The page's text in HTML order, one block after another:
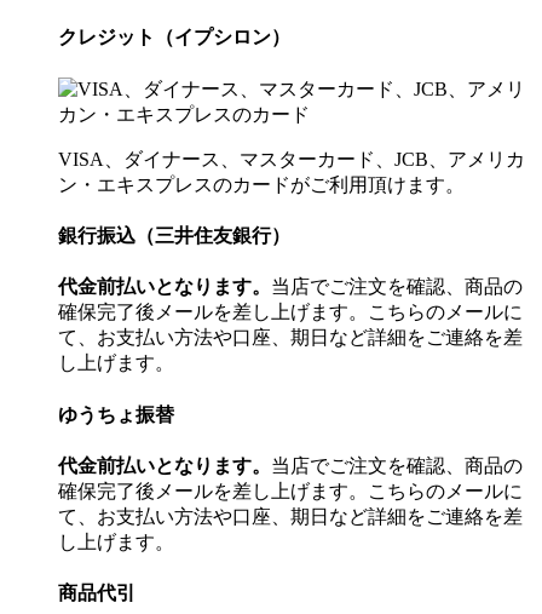
クレジット（イプシロン）
VISA、ダイナース、マスターカード、JCB、アメリカ
ン・エキスプレスのカードがご利用頂けます。
銀行振込（三井住友銀行）
代金前払いとなります。 当店でご注文を確認、商品の
確保完了後メールを差し上げます。こちらのメールに
て、お支払い方法や口座、期日など詳細をご連絡を差
し上げます。
ゆうちょ振替
代金前払いとなります。 当店でご注文を確認、商品の
確保完了後メールを差し上げます。こちらのメールに
て、お支払い方法や口座、期日など詳細をご連絡を差
し上げます。
商品代引